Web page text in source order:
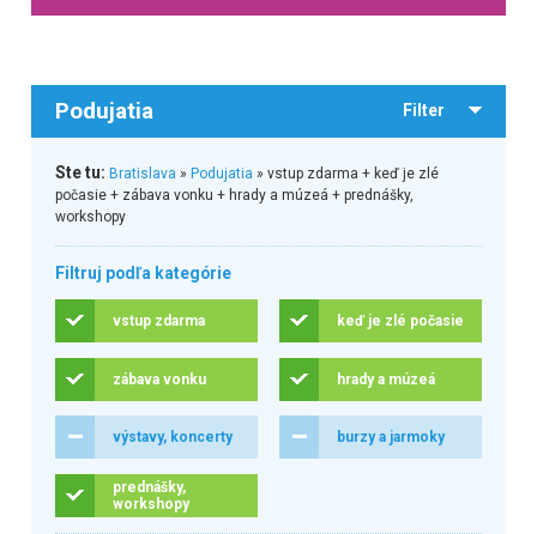
Podujatia Filter
Ste tu: Bratislava » Podujatia » vstup zdarma + keď je zlé
počasie + zábava vonku + hrady a múzeá + prednášky,
workshopy
Filtruj podľa kategórie
vstup zdarma keď je zlé počasie
zábava vonku hrady a múzeá
výstavy, koncerty burzy a jarmoky
prednášky,
workshopy